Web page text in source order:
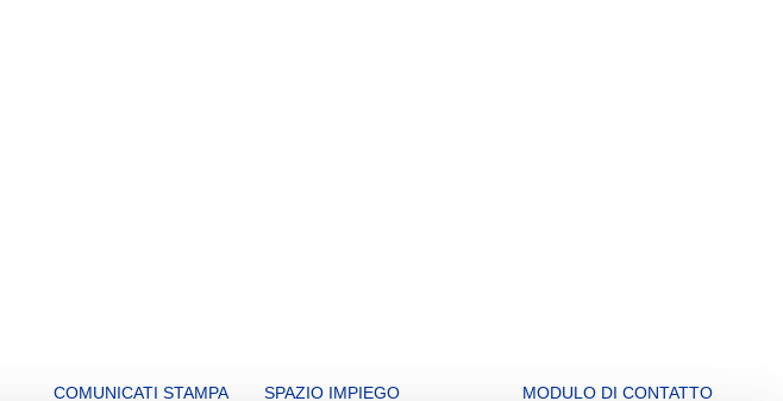
COMUNICATI STAMPA SPAZIO IMPIEGO MODULO DI CONTATTO